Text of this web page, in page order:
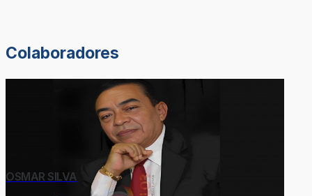
Colaboradores
OSMAR SILVA